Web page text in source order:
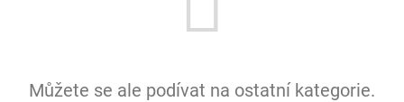
Můžete se ale podívat na ostatní kategorie.